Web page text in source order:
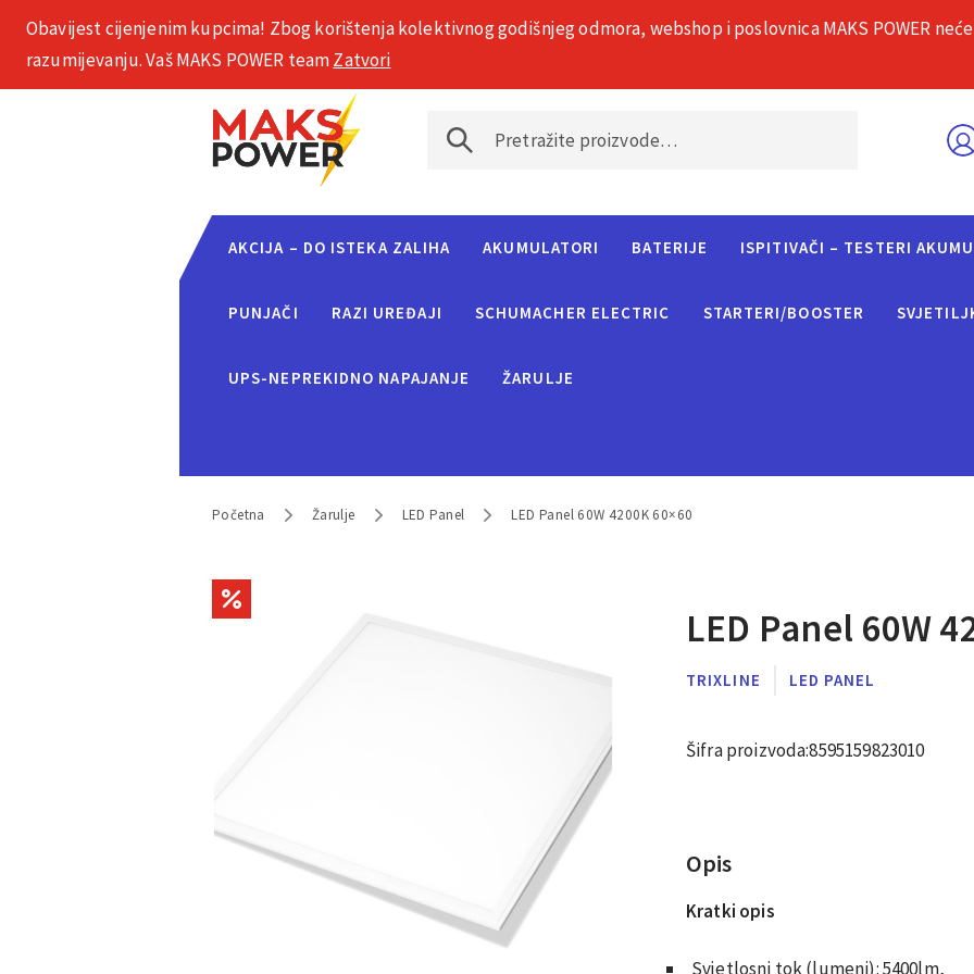
+385 1 2002 575 O nama
AKCIJA – DO ISTEKA ZALIHA AKUMULATORI BATERIJE ISPITIVAČI – TESTERI
PUNJAČI RAZI UREĐAJI SCHUMACHER ELECTRIC STARTERI/BOOSTER
UPS-NEPREKIDNO NAPAJANJE ŽARULJE
Početna Žarulje LED Panel LED Panel 60W 4200K 60×60
LED Panel 60W
TRIXLINE LED PANEL
Šifra proizvoda:8595159823010
Opis
Kratki opis
Svjetlosni tok (lumeni): 5400lm,
Obavijest cijenjenim kupcima! Zbog korištenja kolektivnog godišnjeg odmora, webshop i poslovnica MAKS POWER neće
razumijevanju. Vaš MAKS POWER teamZatvori